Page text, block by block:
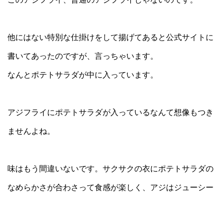
他にはない特別な仕掛けをして揚げてあると公式サイトに
書いてあったのですが、言っちゃいます。
なんとポテトサラダが中に入っています。
アジフライにポテトサラダが入っているなんて想像もつき
ませんよね。
味はもう間違いないです。サクサクの衣にポテトサラダの
なめらかさが合わさって食感が楽しく、アジはジューシー